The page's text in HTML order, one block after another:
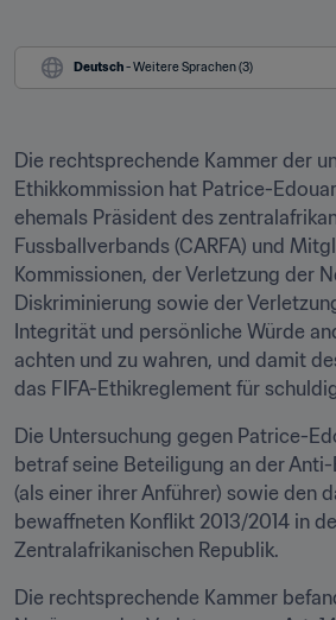
Deutsch - Weitere Sprachen (3)
Die rechtsprechende Kammer der
Ethikkommission hat Patrice-
ehemals Präsident des
Fussballverbands (CARFA) und
Kommissionen, der Verletzung der
Diskriminierung sowie der
Integrität und persönliche Würde
achten und zu wahren, und damit
das FIFA-Ethikreglement für
Die Untersuchung gegen Patrice-
betraf seine Beteiligung an der
(als einer ihrer Anführer) sowie den
bewaffneten Konflikt 2013/2014 in
Zentralafrikanischen Republik.
Die rechtsprechende Kammer